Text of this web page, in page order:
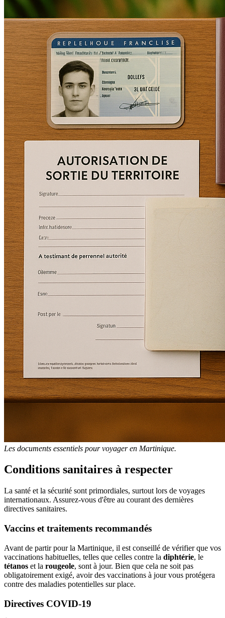
Les documents essentiels pour voyager en Martinique.
Conditions sanitaires à respecter
La santé et la sécurité sont primordiales, surtout lors de voyages
internationaux. Assurez-vous d'être au courant des dernières
directives sanitaires.
Vaccins et traitements recommandés
Avant de partir pour la Martinique, il est conseillé de vérifier que vos
vaccinations habituelles, telles que celles contre la diphtérie, le
tétanos et la rougeole, sont à jour. Bien que cela ne soit pas
obligatoirement exigé, avoir des vaccinations à jour vous protégera
contre des maladies potentielles sur place.
Directives COVID-19